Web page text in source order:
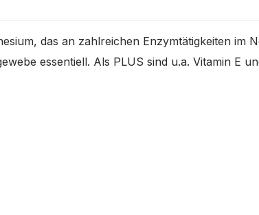
das an zahlreichen Enzymtätigkeiten im
essentiell. Als PLUS sind u.a. Vitamin E